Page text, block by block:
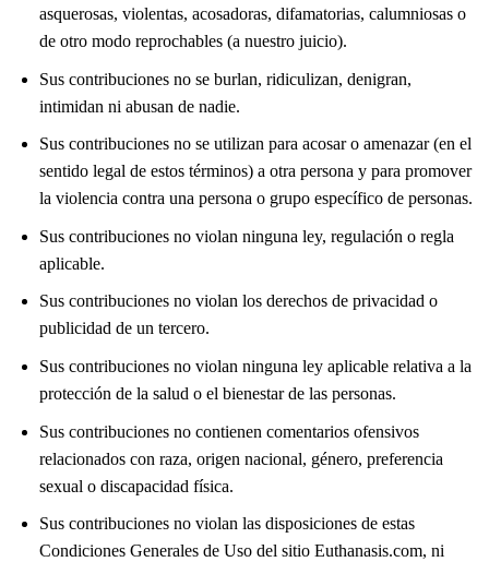
asquerosas, violentas, acosadoras, difamatorias, calumniosas o
de otro modo reprochables (a nuestro juicio).
Sus contribuciones no se burlan, ridiculizan, denigran,
intimidan ni abusan de nadie.
Sus contribuciones no se utilizan para acosar o amenazar (en el
sentido legal de estos términos) a otra persona y para promover
la violencia contra una persona o grupo específico de personas.
Sus contribuciones no violan ninguna ley, regulación o regla
aplicable.
Sus contribuciones no violan los derechos de privacidad o
publicidad de un tercero.
Sus contribuciones no violan ninguna ley aplicable relativa a la
protección de la salud o el bienestar de las personas.
Sus contribuciones no contienen comentarios ofensivos
relacionados con raza, origen nacional, género, preferencia
sexual o discapacidad física.
Sus contribuciones no violan las disposiciones de estas
Condiciones Generales de Uso del sitio Euthanasis.com, ni